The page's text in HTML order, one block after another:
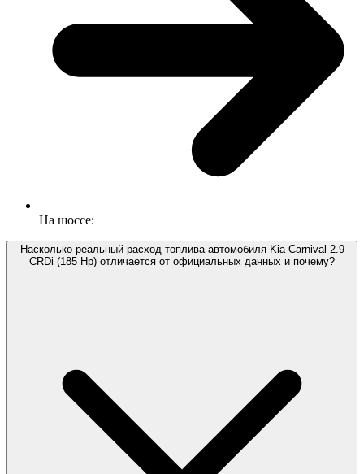
На шоссе:
Насколько реальный расход топлива автомобиля Kia Carnival 2.9
CRDi (185 Hp) отличается от официальных данных и почему?